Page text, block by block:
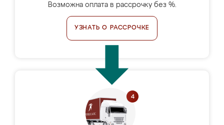
Возможна оплата в рассрочку без %.
УЗНАТЬ О РАССРОЧКЕ